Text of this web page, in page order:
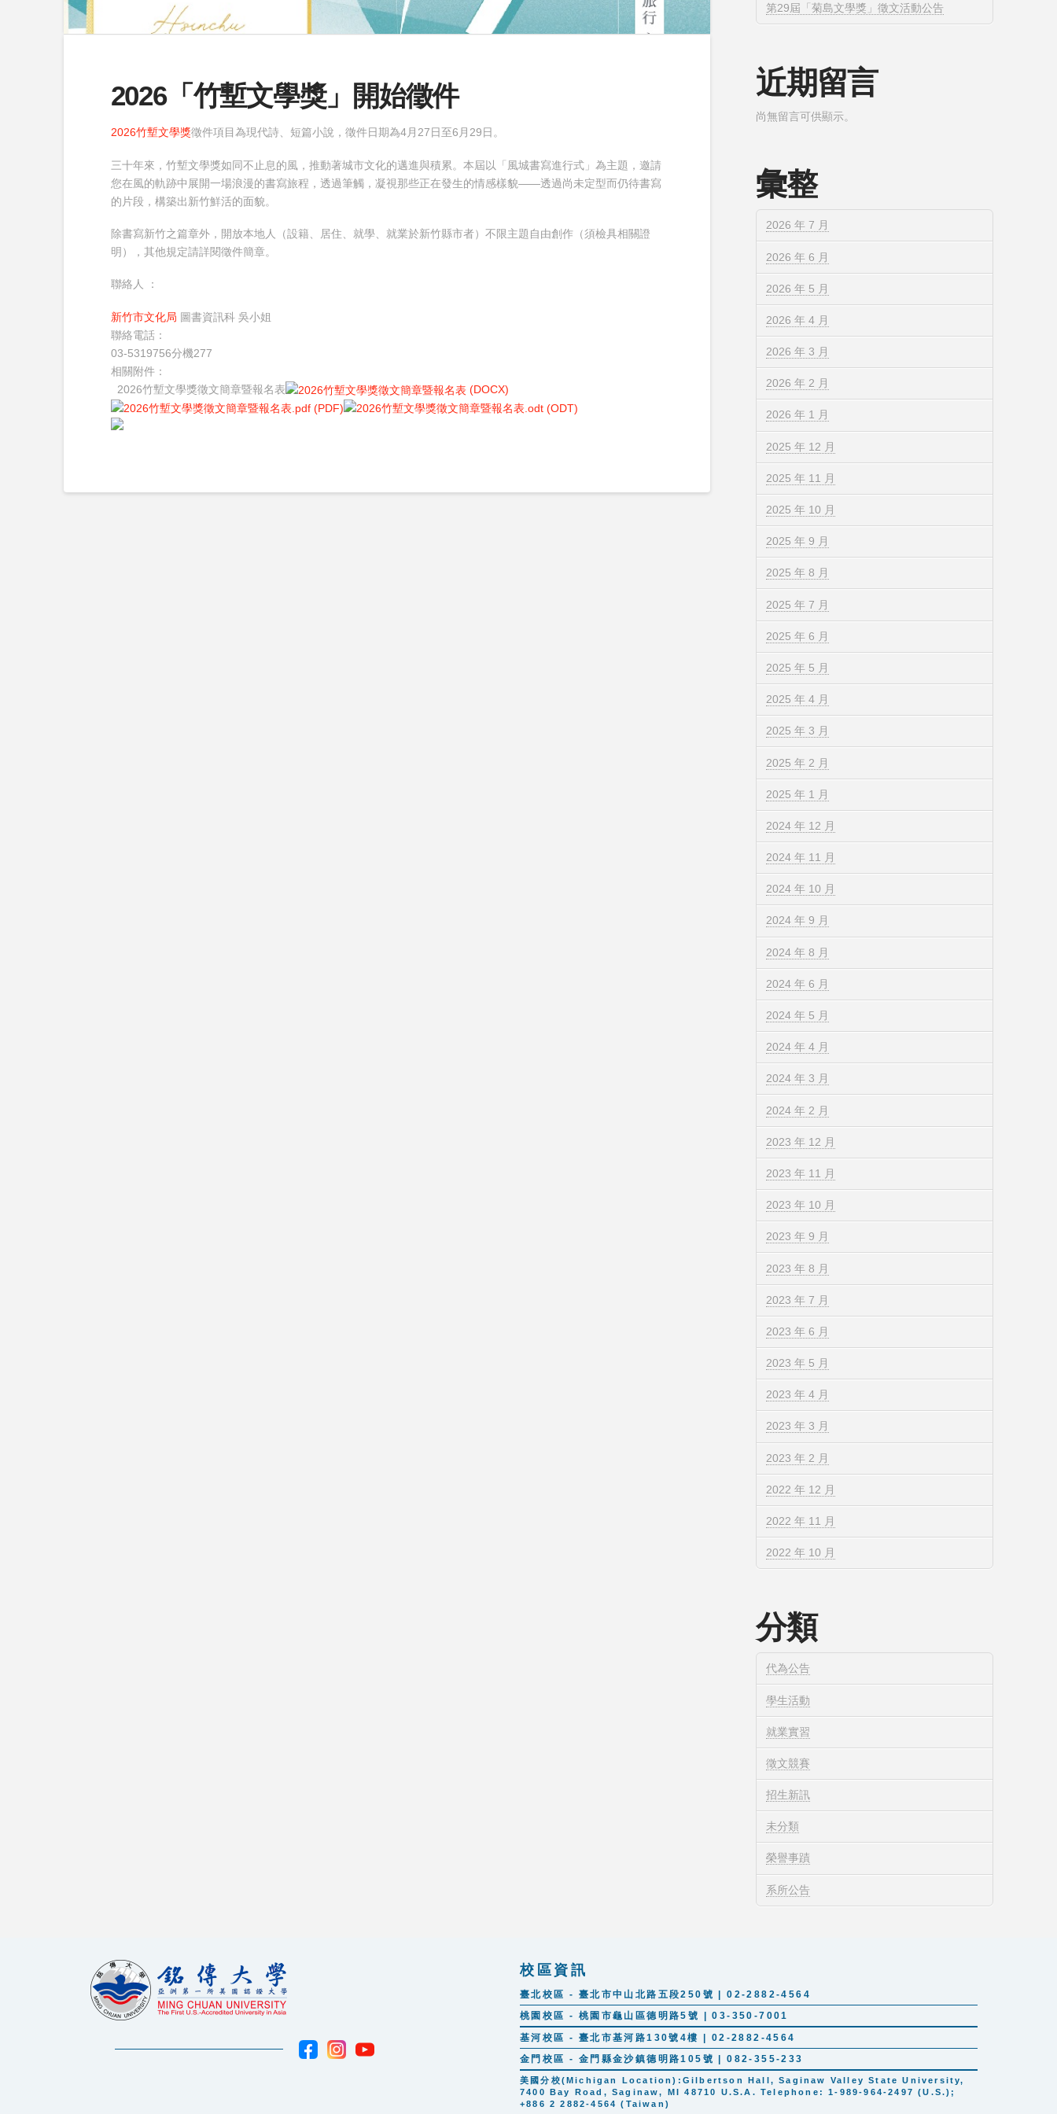
2026「竹塹文學獎」開始徵件
2026竹塹文學獎徵件項目為現代詩、短篇小說，徵件日期為4月27日至6月29日。
三十年來，竹塹文學獎如同不止息的風，推動著城市文化的邁進與積累。本屆以「風城書寫進行式」為主題，邀請
您在風的軌跡中展開一場浪漫的書寫旅程，透過筆觸，凝視那些正在發生的情感樣貌——透過尚未定型而仍待書寫
的片段，構築出新竹鮮活的面貌。
除書寫新竹之篇章外，開放本地人（設籍、居住、就學、就業於新竹縣市者）不限主題自由創作（須檢具相關證
明），其他規定請詳閱徵件簡章。
聯絡人 ：
新竹市文化局 圖書資訊科 吳小姐
聯絡電話：
03-5319756分機277
相關附件：
2026竹塹文學獎徵文簡章暨報名表
(DOCX)
(PDF)
(ODT)
第29屆「菊島文學獎」徵文活動公告
近期留言
尚無留言可供顯示。
彙整
2026 年 7 月
2026 年 6 月
2026 年 5 月
2026 年 4 月
2026 年 3 月
2026 年 2 月
2026 年 1 月
2025 年 12 月
2025 年 11 月
2025 年 10 月
2025 年 9 月
2025 年 8 月
2025 年 7 月
2025 年 6 月
2025 年 5 月
2025 年 4 月
2025 年 3 月
2025 年 2 月
2025 年 1 月
2024 年 12 月
2024 年 11 月
2024 年 10 月
2024 年 9 月
2024 年 8 月
2024 年 6 月
2024 年 5 月
2024 年 4 月
2024 年 3 月
2024 年 2 月
2023 年 12 月
2023 年 11 月
2023 年 10 月
2023 年 9 月
2023 年 8 月
2023 年 7 月
2023 年 6 月
2023 年 5 月
2023 年 4 月
2023 年 3 月
2023 年 2 月
2022 年 12 月
2022 年 11 月
2022 年 10 月
分類
代為公告
學生活動
就業實習
徵文競賽
招生新訊
未分類
榮譽事蹟
系所公告
校區資訊
臺北校區 - 臺北市中山北路五段250號 | 02-2882-4564
桃園校區 - 桃園市龜山區德明路5號 | 03-350-7001
基河校區 - 臺北市基河路130號4樓 | 02-2882-4564
金門校區 - 金門縣金沙鎮德明路105號 | 082-355-233
美國分校(Michigan Location):Gilbertson Hall, Saginaw Valley State University,
7400 Bay Road, Saginaw, MI 48710 U.S.A. Telephone: 1-989-964-2497 (U.S.);
+886 2 2882-4564 (Taiwan)